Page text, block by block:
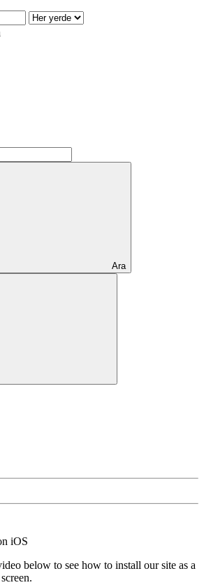
Ara
iOS
below to see how to install our site as a